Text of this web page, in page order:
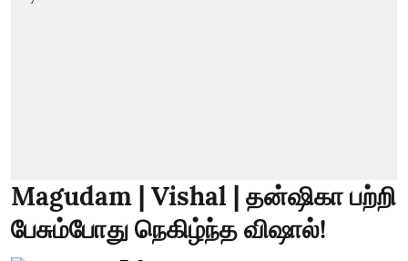
Magudam | Vishal | தன்ஷிகா பற்றி
பேசும்போது நெகிழ்ந்த விஷால்!